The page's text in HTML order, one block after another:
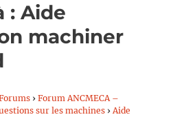
: Aide
machiner
› Forum ANCMECA –
sur les machines › Aide